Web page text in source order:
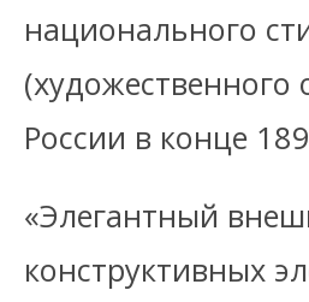
национального
России в конце
«Элегантный
конструктивных